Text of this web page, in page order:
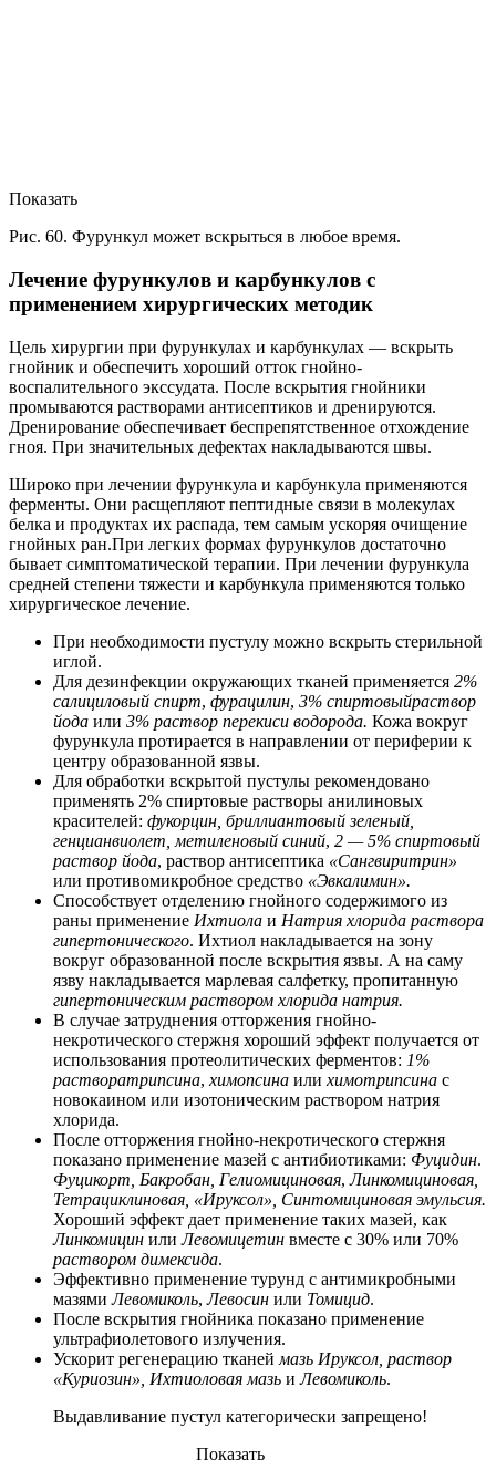
Показать
Рис. 60. Фурункул может вскрыться в любое время.
Лечение фурункулов и карбункулов с
применением хирургических методик
Цель хирургии при фурункулах и карбункулах — вскрыть
гнойник и обеспечить хороший отток гнойно-
воспалительного экссудата. После вскрытия гнойники
промываются растворами антисептиков и дренируются.
Дренирование обеспечивает беспрепятственное отхождение
гноя. При значительных дефектах накладываются швы.
Широко при лечении фурункула и карбункула применяются
ферменты. Они расщепляют пептидные связи в молекулах
белка и продуктах их распада, тем самым ускоряя очищение
гнойных ран.При легких формах фурункулов достаточно
бывает симптоматической терапии. При лечении фурункула
средней степени тяжести и карбункула применяются только
хирургическое лечение.
При необходимости пустулу можно вскрыть стерильной
иглой.
Для дезинфекции окружающих тканей применяется 2%
салициловый спирт, фурацилин, 3% спиртовыйраствор
йода или 3% раствор перекиси водорода. Кожа вокруг
фурункула протирается в направлении от периферии к
центру образованной язвы.
Для обработки вскрытой пустулы рекомендовано
применять 2% спиртовые растворы анилиновых
красителей: фукорцин, бриллиантовый зеленый,
генцианвиолет, метиленовый синий, 2 — 5% спиртовый
раствор йода, раствор антисептика «Сангвиритрин»
или противомикробное средство «Эвкалимин».
Способствует отделению гнойного содержимого из
раны применение Ихтиола и Натрия хлорида раствора
гипертонического. Ихтиол накладывается на зону
вокруг образованной после вскрытия язвы. А на саму
язву накладывается марлевая салфетку, пропитанную
гипертоническим раствором хлорида натрия.
В случае затруднения отторжения гнойно-
некротического стержня хороший эффект получается от
использования протеолитических ферментов: 1%
растворатрипсина, химопсина или химотрипсина с
новокаином или изотоническим раствором натрия
хлорида.
После отторжения гнойно-некротического стержня
показано применение мазей с антибиотиками: Фуцидин.
Фуцикорт, Бакробан, Гелиомициновая,Линкомициновая,
Тетрациклиновая, «Ируксол», Синтомициновая эмульсия.
Хороший эффект дает применение таких мазей, как
Линкомицин илиЛевомицетин вместе с 30% или 70%
раствором димексида.
Эффективно применение турунд с антимикробными
мазями Левомиколь, Левосин или Томицид.
После вскрытия гнойника показано применение
ультрафиолетового излучения.
Ускорит регенерацию тканей мазь Ируксол, раствор
«Куриозин», Ихтиоловая мазь иЛевомиколь.
Выдавливание пустул категорически запрещено!
Показать